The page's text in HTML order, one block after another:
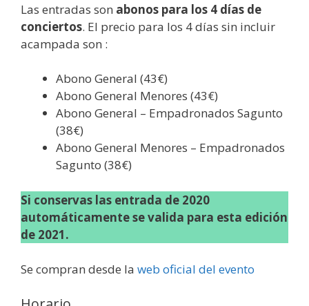
Las entradas son abonos para los 4 días de
conciertos. El precio para los 4 días sin incluir
acampada son :
Abono General (43€)
Abono General Menores (43€)
Abono General – Empadronados Sagunto
(38€)
Abono General Menores – Empadronados
Sagunto (38€)
Si conservas las entrada de 2020
automáticamente se valida para esta edición
de 2021.
Se compran desde la web oficial del evento